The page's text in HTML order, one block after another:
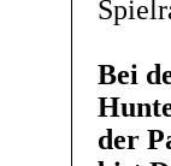
Bei
der